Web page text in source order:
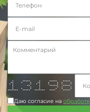
* ***** * ***** *****
** * * ** * * * *
* * * * * * * * *
* ** * ****** *****
* * * * * *
* * * * * * *
******* ***** ******* **** *****
Даю согласие на